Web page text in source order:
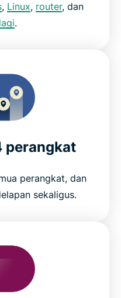
, Linux, router, dan
.
perangkat
perangkat, dan
sekaligus.